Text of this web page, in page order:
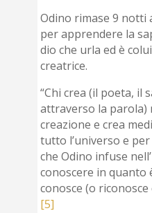
Odino rimase 9 notti
per apprendere la
dio che urla ed è
creatrice.
“Chi crea (il poeta, il
attraverso la parola)
creazione e crea
tutto l’universo e
che Odino infuse
conoscere in quanto
conosce (o riconosce
[5]